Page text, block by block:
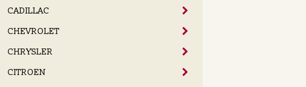
CADILLAC
CHEVROLET
CHRYSLER
CITROEN